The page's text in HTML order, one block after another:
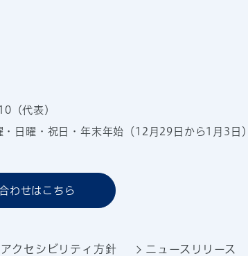
（代表）
・日曜・祝日・年末年始（12月29日から1月3日）
わせはこちら
アクセシビリティ方針 ニュースリリース